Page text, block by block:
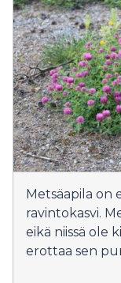
Metsäapila on
ravintokasvi.
eikä niissä ole
erottaa sen